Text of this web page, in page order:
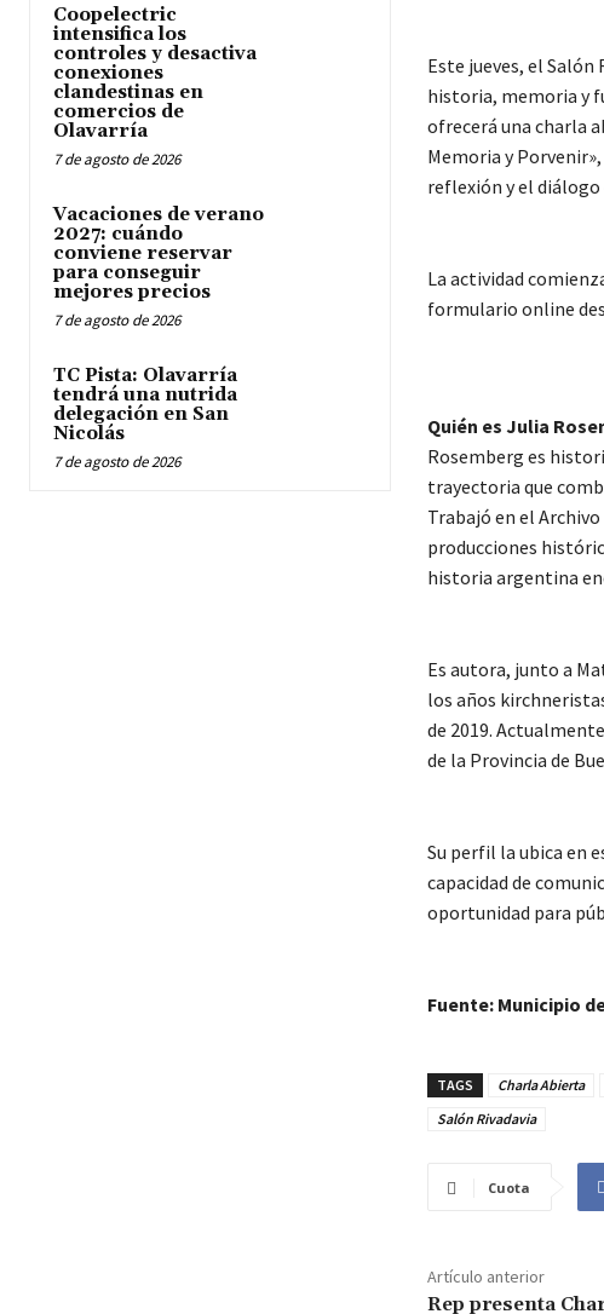
Coopelectric
intensifica los
controles y desactiva
conexiones
clandestinas en
comercios de
Olavarría
7 de agosto de 2026
Vacaciones de verano
2027: cuándo
conviene reservar
para conseguir
mejores precios
7 de agosto de 2026
TC Pista: Olavarría
tendrá una nutrida
delegación en San
Nicolás
7 de agosto de 2026
Este jueves, el Salón
historia, memoria y
ofrecerá una charla
Memoria y
reflexión y el
La actividad
formulario online
Quién es Julia
Rosemberg es
trayectoria que
Trabajó en el
producciones
historia argentina
Es autora, junto a
los años
de 2019.
de la Provincia de
Su perfil la ubica en
capacidad de
oportunidad para
Fuente: Municipio
TAGS Charla Abierta
Salón Rivadavia
Cuota
Artículo anterior
Rep presenta